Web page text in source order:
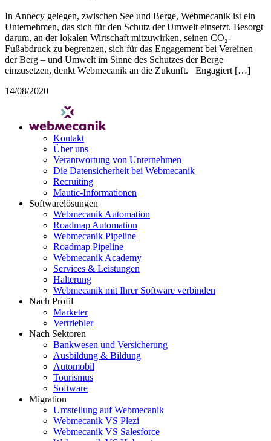
In Annecy gelegen, zwischen See und Berge, Webmecanik ist ein
Unternehmen, das sich für den Schutz der Umwelt einsetzt. Besorgt
darum, an der lokalen Wirtschaft mitzuwirken, seinen CO₂-
Fußabdruck zu begrenzen, sich für das Engagement bei Vereinen
der Berg – und Umwelt im Sinne des Schutzes der Berge
einzusetzen, denkt Webmecanik an die Zukunft. Engagiert […]
14/08/2020
Kontakt
Über uns
Verantwortung von Unternehmen
Die Datensicherheit bei Webmecanik
Recruiting
Mautic-Informationen
Softwarelösungen
Webmecanik Automation
Roadmap Automation
Webmecanik Pipeline
Roadmap Pipeline
Webmecanik Academy
Services & Leistungen
Halterung
Webmecanik mit Ihrer Software verbinden
Nach Profil
Marketer
Vertriebler
Nach Sektoren
Bankwesen und Versicherung
Ausbildung & Bildung
Automobil
Tourismus
Software
Migration
Umstellung auf Webmecanik
Webmecanik VS Plezi
Webmecanik VS Salesforce